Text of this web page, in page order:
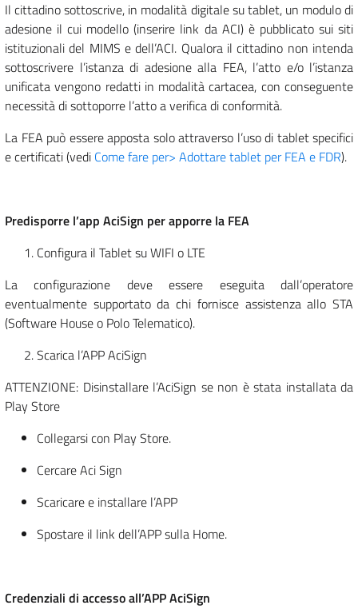
Il cittadino sottoscrive, in modalità digitale su tablet, un modulo di
adesione il cui modello (inserire link da ACI) è pubblicato sui siti
istituzionali del MIMS e dell’ACI. Qualora il cittadino non intenda
sottoscrivere l’istanza di adesione alla FEA, l’atto e/o l’istanza
unificata vengono redatti in modalità cartacea, con conseguente
necessità di sottoporre l’atto a verifica di conformità.
La FEA può essere apposta solo attraverso l’uso di tablet specifici
e certificati (vedi Come fare per> Adottare tablet per FEA e FDR).
Predisporre l’app AciSign per apporre la FEA
Configura il Tablet su WIFI o LTE
La configurazione deve essere eseguita dall’operatore
eventualmente supportato da chi fornisce assistenza allo STA
(Software House o Polo Telematico).
Scarica l’APP AciSign
ATTENZIONE: Disinstallare l’AciSign se non è stata installata da
Play Store
Collegarsi con Play Store.
Cercare Aci Sign
Scaricare e installare l’APP
Spostare il link dell’APP sulla Home.
Credenziali di accesso all’APP AciSign